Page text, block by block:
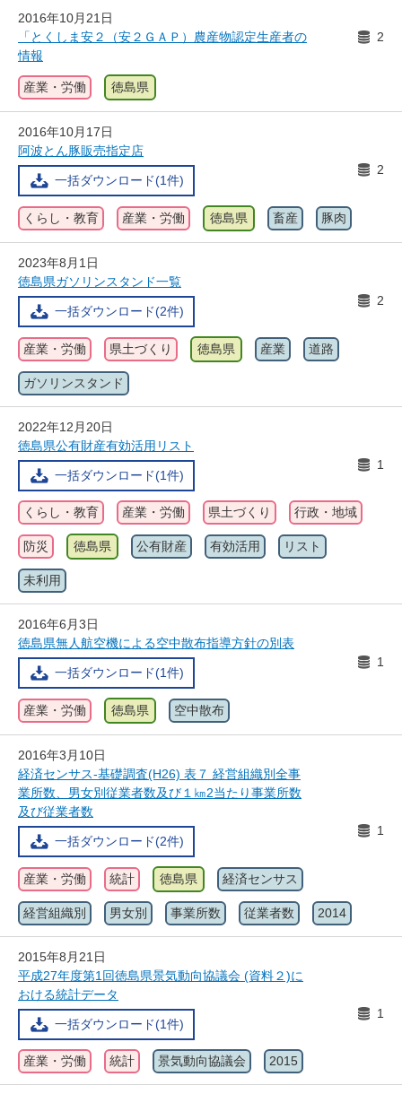
2016年10月21日
「とくしま安２（安２ＧＡＰ）農産物認定生産者の
情報
2
産業・労働 徳島県
2016年10月17日
阿波とん豚販売指定店
一括ダウンロード(1件)
2
くらし・教育 産業・労働 徳島県 畜産 豚肉
2023年8月1日
徳島県ガソリンスタンド一覧
一括ダウンロード(2件)
2
産業・労働 県土づくり 徳島県 産業 道路
ガソリンスタンド
2022年12月20日
徳島県公有財産有効活用リスト
一括ダウンロード(1件)
1
くらし・教育 産業・労働 県土づくり 行政・地域
防災 徳島県 公有財産 有効活用 リスト
未利用
2016年6月3日
徳島県無人航空機による空中散布指導方針の別表
一括ダウンロード(1件)
1
産業・労働 徳島県 空中散布
2016年3月10日
経済センサス-基礎調査(H26) 表７ 経営組織別全事
業所数、男女別従業者数及び１㎞2当たり事業所数
及び従業者数
一括ダウンロード(2件)
1
産業・労働 統計 徳島県 経済センサス
経営組織別 男女別 事業所数 従業者数 2014
2015年8月21日
平成27年度第1回徳島県景気動向協議会 (資料２)に
おける統計データ
一括ダウンロード(1件)
1
産業・労働 統計 景気動向協議会 2015